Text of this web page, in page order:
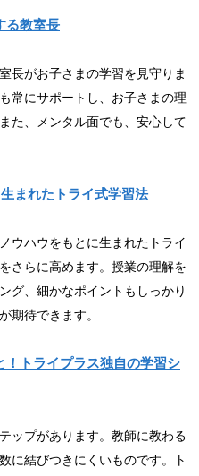
る教室長
長がお子さまの学習を見守りま
常にサポートし、お子さまの理
た、メンタル面でも、安心して
まれたトライ式学習法
ウハウをもとに生まれたトライ
さらに高めます。授業の理解を
グ、細かなポイントもしっかり
期待できます。
トライプラス独自の学習シ
ップがあります。教師に教わる
に結びつきにくいものです。ト